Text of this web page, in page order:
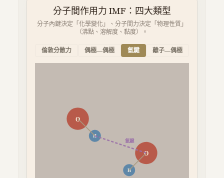
分子間作用力 IMF：四大類型
分子內鍵決定「化學變化」、分子間力決定「物理性質」
（沸點、溶解度、黏度）。
倫敦分散力 偶極—偶極 氫鍵 離子—偶極
O
H
O
H
氫鍵